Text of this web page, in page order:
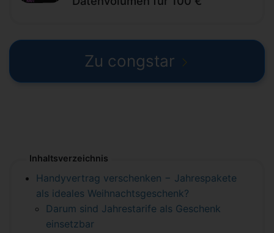
Zu congstar
Inhaltsverzeichnis
Handyvertrag verschenken − Jahrespakete
als ideales Weihnachtsgeschenk?
Darum sind Jahrestarife als Geschenk
einsetzbar